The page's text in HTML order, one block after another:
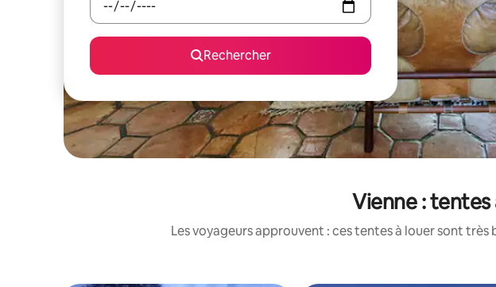
Rechercher
Vienne :
Les voyageurs approuvent : ces tentes à louer sont